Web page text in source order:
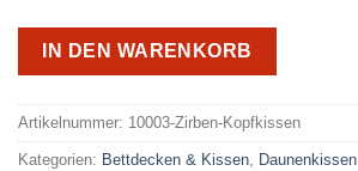
IN DEN WARENKORB
Artikelnummer: 10003-Zirben-Kopfkissen
Kategorien: Bettdecken & Kissen, Daunenkissen